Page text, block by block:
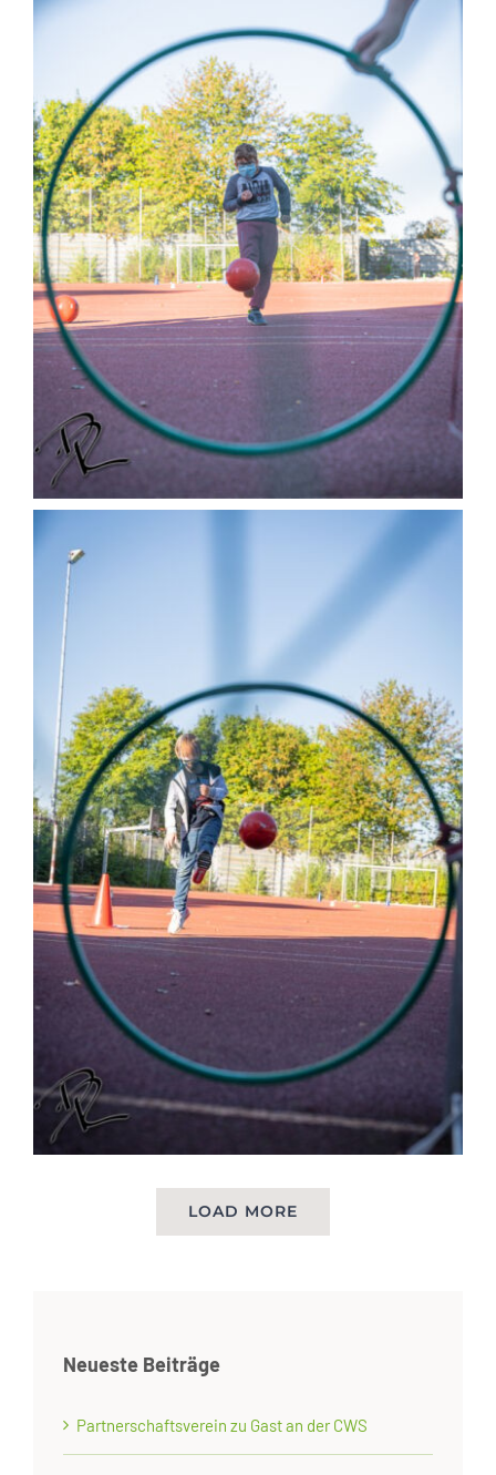
LOAD MORE
Neueste Beiträge
Partnerschaftsverein zu Gast an der CWS